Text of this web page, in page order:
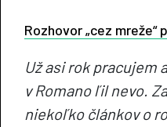
Rozhovor „cez mreže“
Už asi rok pracujem
v Romano ľil nevo.
niekoľko článkov o